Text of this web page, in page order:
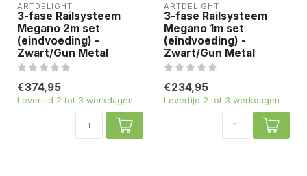
ARTDELIGHT
3-fase Railsysteem
Megano 2m set
(eindvoeding) -
Zwart/Gun Metal
€374,95
Levertijd 2 tot 3 werkdagen
ARTDELIGHT
3-fase Railsysteem
Megano 1m set
(eindvoeding) -
Zwart/Gun Metal
€234,95
Levertijd 2 tot 3 werkdagen